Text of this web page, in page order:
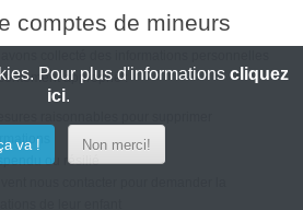
comptes de mineurs
approprié :
ou résilié
Pour plus d'informations cliquez
ici.
va ! Non merci!